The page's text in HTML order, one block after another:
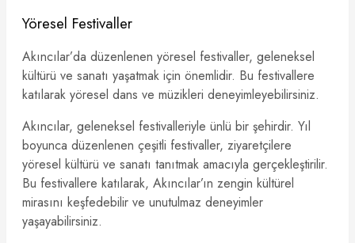
Yöresel Festivaller
Akıncılar’da düzenlenen yöresel festivaller, geleneksel
kültürü ve sanatı yaşatmak için önemlidir. Bu festivallere
katılarak yöresel dans ve müzikleri deneyimleyebilirsiniz.
Akıncılar, geleneksel festivalleriyle ünlü bir şehirdir. Yıl
boyunca düzenlenen çeşitli festivaller, ziyaretçilere
yöresel kültürü ve sanatı tanıtmak amacıyla gerçekleştirilir.
Bu festivallere katılarak, Akıncılar’ın zengin kültürel
mirasını keşfedebilir ve unutulmaz deneyimler
yaşayabilirsiniz.